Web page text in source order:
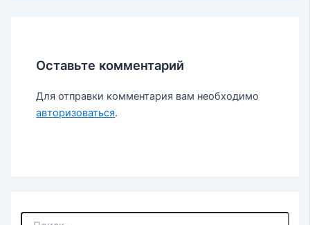
Оставьте комментарий
Для отправки комментария вам необходимо
авторизоваться.
П